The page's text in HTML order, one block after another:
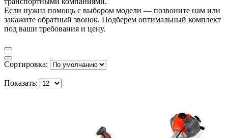
Если нужна помощь с выбором модели — позвоните нам или
закажите обратный звонок. Подберем оптимальный комплект
под ваши требования и цену.
Сортировка:
Показать: